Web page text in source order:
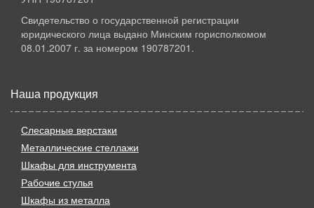
Свидетельство о государственной регистрации
юридического лица выдано Минским горисполкомом
08.01.2007 г. за номером 190787201.
Наша продукция
Слесарные верстаки
Металлические стеллажи
Шкафы для инструмента
Рабочие стулья
Шкафы из металла